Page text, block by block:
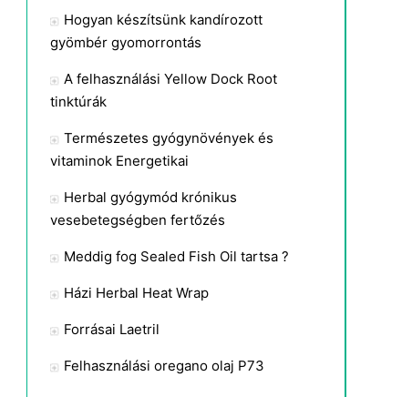
Hogyan készítsünk kandírozott
gyömbér gyomorrontás
A felhasználási Yellow Dock Root
tinktúrák
Természetes gyógynövények és
vitaminok Energetikai
Herbal gyógymód krónikus
vesebetegségben fertőzés
Meddig fog Sealed Fish Oil tartsa ?
Házi Herbal Heat Wrap
Forrásai Laetril
Felhasználási oregano olaj P73